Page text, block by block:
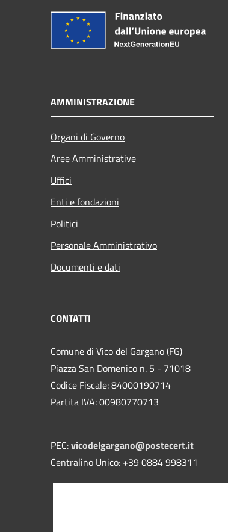
AMMINISTRAZIONE
Organi di Governo
Aree Amministrative
Uffici
Enti e fondazioni
Politici
Personale Amministrativo
Documenti e dati
CONTATTI
Comune di Vico del Gargano (FG)
Piazza San Domenico n. 5 - 71018
Codice Fiscale: 84000190714
Partita IVA: 00980770713
PEC:vicodelgargano@postecert.it
Centralino Unico: +39 0884 998311